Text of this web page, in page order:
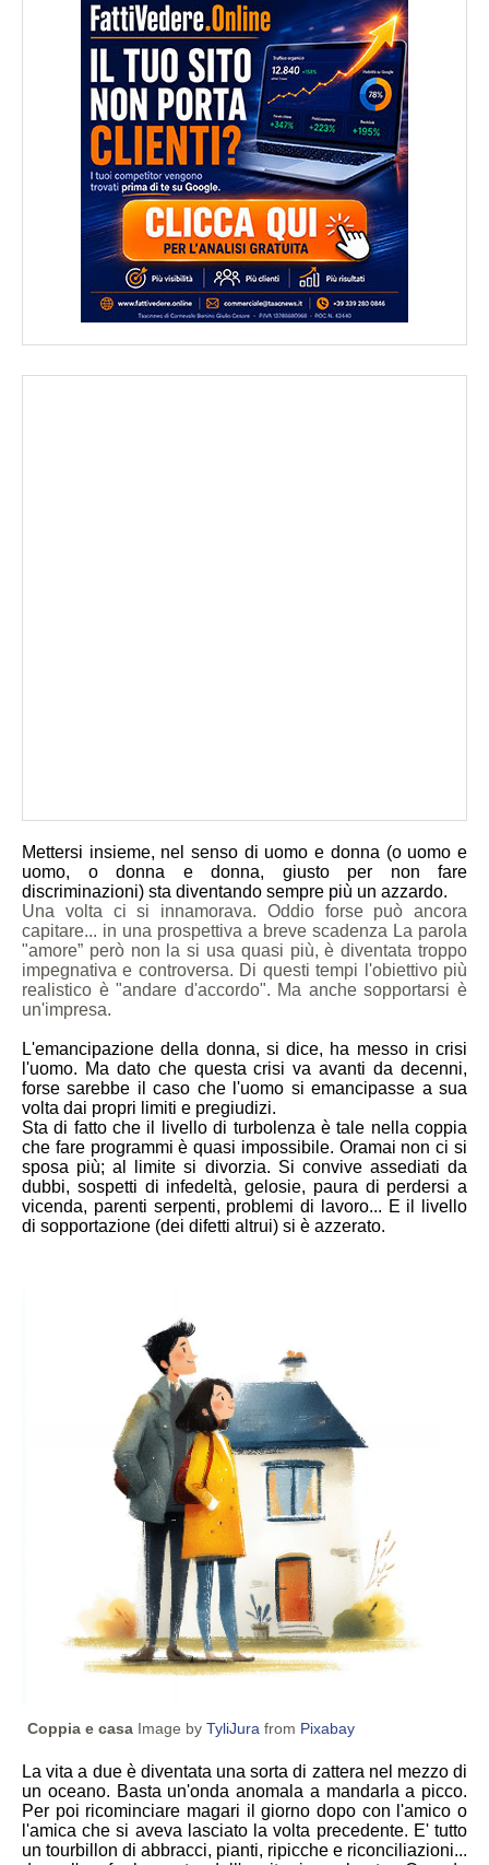
Mettersi insieme, nel senso di uomo e donna (o uomo e
uomo, o donna e donna, giusto per non fare
discriminazioni) sta diventando sempre più un azzardo.
Una volta ci si innamorava. Oddio forse può ancora
capitare... in una prospettiva a breve scadenza La parola
"amore” però non la si usa quasi più, è diventata troppo
impegnativa e controversa. Di questi tempi l'obiettivo più
realistico è "andare d'accordo". Ma anche sopportarsi è
un'impresa.
L'emancipazione della donna, si dice, ha messo in crisi
l'uomo. Ma dato che questa crisi va avanti da decenni,
forse sarebbe il caso che l'uomo si emancipasse a sua
volta dai propri limiti e pregiudizi.
Sta di fatto che il livello di turbolenza è tale nella coppia
che fare programmi è quasi impossibile. Oramai non ci si
sposa più; al limite si divorzia. Si convive assediati da
dubbi, sospetti di infedeltà, gelosie, paura di perdersi a
vicenda, parenti serpenti, problemi di lavoro... E il livello
di sopportazione (dei difetti altrui) si è azzerato.
Coppia e casa Image by TyliJura from Pixabay
La vita a due è diventata una sorta di zattera nel mezzo di
un oceano. Basta un'onda anomala a mandarla a picco.
Per poi ricominciare magari il giorno dopo con l'amico o
l'amica che si aveva lasciato la volta precedente. E' tutto
un tourbillon di abbracci, pianti, ripicche e riconciliazioni...